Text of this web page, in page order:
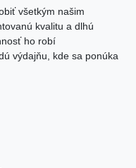
všetkým našim
kvalitu a dlhú
ho robí
výdajňu, kde sa ponúka